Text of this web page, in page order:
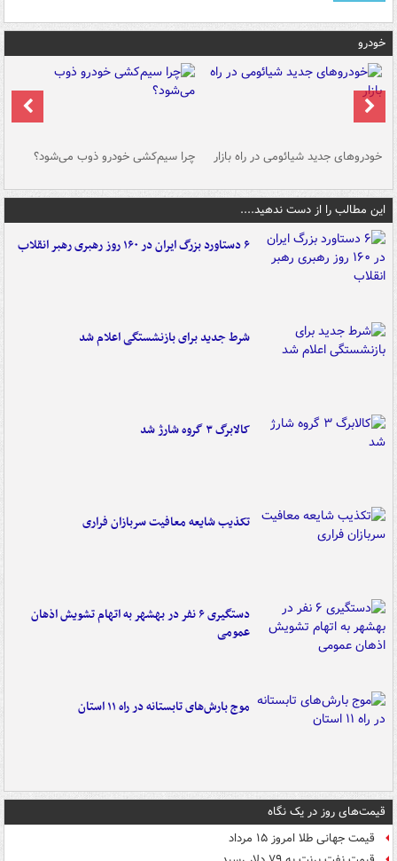
خودرو
خودروهای جدید شیائومی در راه بازار چرا سیم‌کشی خودرو ذوب می‌شود؟
این مطالب را از دست ندهید....
۶ دستاورد بزرگ ایران در ۱۶۰ روز رهبری رهبر انقلاب
شرط جدید برای بازنشستگی اعلام شد
کالابرگ ۳ گروه شارژ شد
تکذیب شایعه معافیت سربازان فراری
دستگیری ۶ نفر در بهشهر به اتهام تشویش اذهان
عمومی
موج بارش‌های تابستانه در راه ۱۱ استان
قیمت‌های روز در یک نگاه
قیمت جهانی طلا امروز ۱۵ مرداد